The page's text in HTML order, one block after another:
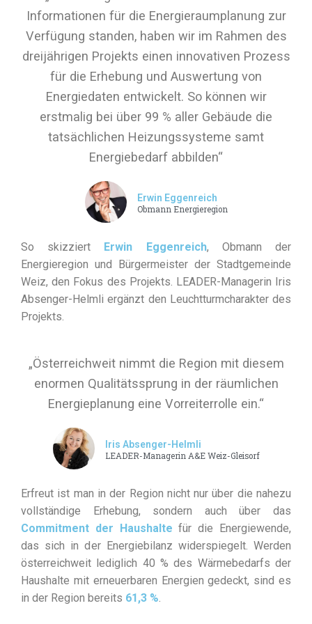
Informationen für die Energieraumplanung zur
Verfügung standen, haben wir im Rahmen des
dreijährigen Projekts einen innovativen Prozess
für die Erhebung und Auswertung von
Energiedaten entwickelt. So können wir
erstmalig bei über 99 % aller Gebäude die
tatsächlichen Heizungssysteme samt
Energiebedarf abbilden“
Erwin Eggenreich
Obmann Energieregion
So skizziert Erwin Eggenreich, Obmann der
Energieregion und Bürgermeister der Stadtgemeinde
Weiz, den Fokus des Projekts. LEADER-Managerin Iris
Absenger-Helmli ergänzt den Leuchtturmcharakter des
Projekts.
„Österreichweit nimmt die Region mit diesem
enormen Qualitätssprung in der räumlichen
Energieplanung eine Vorreiterrolle ein.“
Iris Absenger-Helmli
LEADER-Managerin A&E Weiz-Gleisorf
Erfreut ist man in der Region nicht nur über die nahezu
vollständige Erhebung, sondern auch über das
Commitment der Haushalte für die Energiewende,
das sich in der Energiebilanz widerspiegelt. Werden
österreichweit lediglich 40 % des Wärmebedarfs der
Haushalte mit erneuerbaren Energien gedeckt, sind es
in der Region bereits 61,3 %